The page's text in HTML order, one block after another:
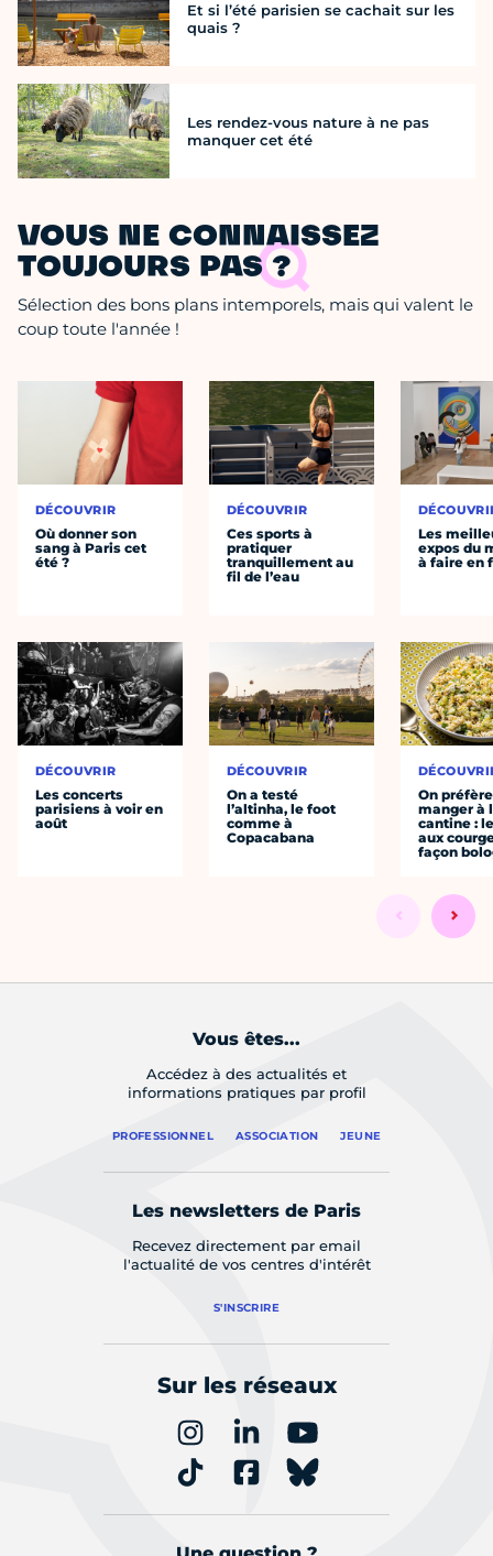
Et si l’été parisien se cachait sur les
quais ?
Les rendez-vous nature à ne pas
manquer cet été
VOUS NE CONNAISSEZ
TOUJOURS PAS ?
Sélection des bons plans intemporels, mais qui valent le
coup toute l'année !
DÉCOUVRIR
Où donner son
sang à Paris cet
été ?
DÉCOUVRIR
Les concerts
parisiens à voir en
août
DÉCOUVRIR
Ces sports à
pratiquer
tranquillement au
fil de l’eau
DÉCOUVRIR
On a testé
l’altinha, le foot
comme à
Copacabana
Les
expos du
à faire en
On préfère
manger à
cantine :
aux
façon
Vous êtes...
Accédez à des actualités et
informations pratiques par profil
PROFESSIONNEL ASSOCIATION JEUNE
Les newsletters de Paris
Recevez directement par email
l'actualité de vos centres d'intérêt
S'INSCRIRE
Sur les réseaux